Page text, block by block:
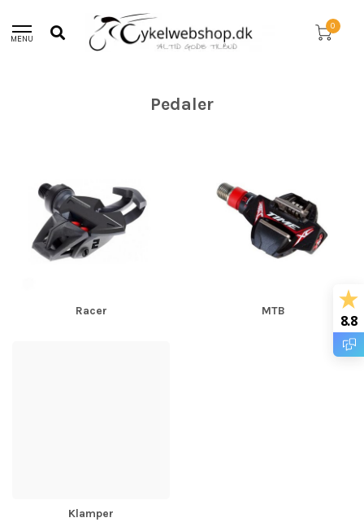
MENU
0
30 dages returret!
/ Dele / Pedaler
Pedaler
Racer MTB
Klamper
8.8